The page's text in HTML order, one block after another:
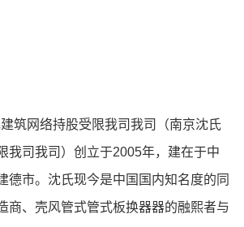
筑网络持股受限我司我司（南京沈氏
我司我司）创立于2005年，建在于中
德市。沈氏现今是中国国内知名度的同
商、壳风管式管式板换器器的融熙者与